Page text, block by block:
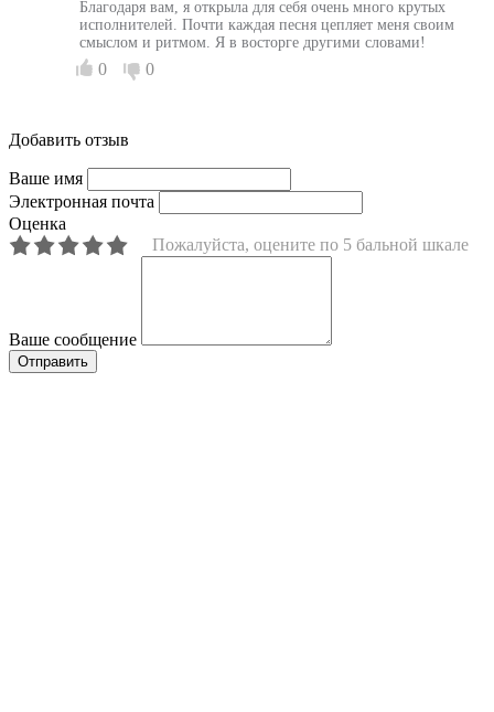
Благодаря вам, я открыла для себя очень много крутых
исполнителей. Почти каждая песня цепляет меня своим
смыслом и ритмом. Я в восторге другими словами!
0 0
Добавить отзыв
Ваше имя
Электронная почта
Оценка
Пожалуйста, оцените по 5 бальной шкале
Ваше сообщение